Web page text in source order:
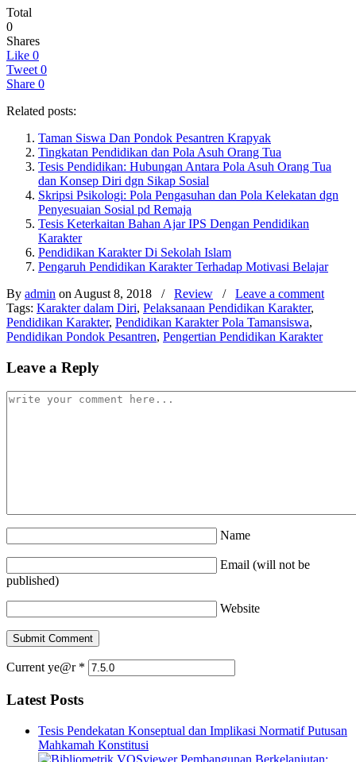
Total
0
Shares
Like 0
Tweet 0
Share 0
Related posts:
Taman Siswa Dan Pondok Pesantren Krapyak
Tingkatan Pendidikan dan Pola Asuh Orang Tua
Tesis Pendidikan: Hubungan Antara Pola Asuh Orang Tua
dan Konsep Diri dgn Sikap Sosial
Skripsi Psikologi: Pola Pengasuhan dan Pola Kelekatan dgn
Penyesuaian Sosial pd Remaja
Tesis Keterkaitan Bahan Ajar IPS Dengan Pendidikan
Karakter
Pendidikan Karakter Di Sekolah Islam
Pengaruh Pendidikan Karakter Terhadap Motivasi Belajar
By admin on August 8, 2018 / Review / Leave a comment
Tags: Karakter dalam Diri, Pelaksanaan Pendidikan Karakter,
Pendidikan Karakter, Pendidikan Karakter Pola Tamansiswa,
Pendidikan Pondok Pesantren, Pengertian Pendidikan Karakter
Leave a Reply
Name
Email (will not be
published)
Website
Current ye@r *
Latest Posts
Tesis Pendekatan Konseptual dan Implikasi Normatif Putusan
Mahkamah Konstitusi